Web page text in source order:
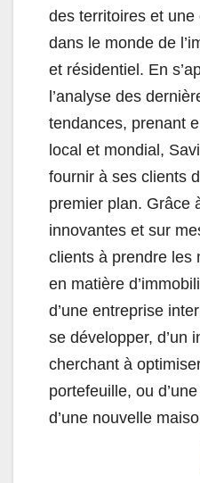
des territoires et
dans le monde de
et résidentiel. En
l’analyse des
tendances, prenant
local et mondial,
fournir à ses clients
premier plan. Grâce
innovantes et sur
clients à prendre les
en matière
d’une entreprise
se développer, d’un
cherchant à
portefeuille, ou
d’une nouvelle